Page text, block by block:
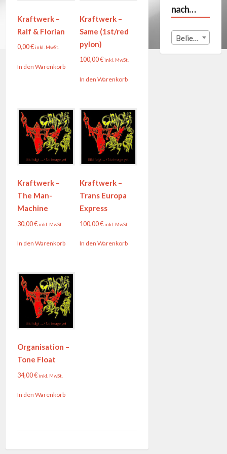
Kraftwerk –
Ralf & Florian
0,00€inkl. MwSt.
In den Warenkorb
Kraftwerk –
Same (1st/red
pylon)
100,00€inkl. MwSt.
In den Warenkorb
Kraftwerk –
The Man-
Machine
30,00€inkl. MwSt.
In den Warenkorb
Kraftwerk –
Trans Europa
Express
100,00€inkl. MwSt.
In den Warenkorb
Organisation –
Tone Float
34,00€inkl. MwSt.
In den Warenkorb
nach…